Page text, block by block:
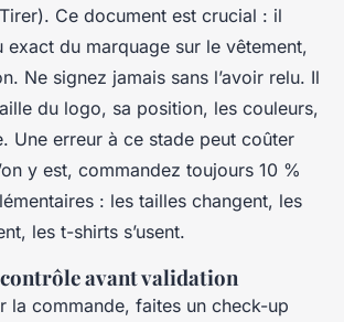
Ce document est crucial : il
exact du marquage sur le vêtement,
Ne signez jamais sans l’avoir relu. Il
du logo, sa position, les couleurs,
Une erreur à ce stade peut coûter
y est, commandez toujours 10 %
: les tailles changent, les
les t-shirts s’usent.
avant validation
la commande, faites un check-up